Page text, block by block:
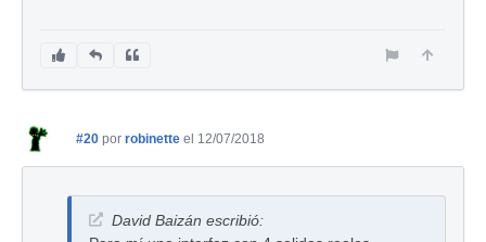
#20 por robinette el 12/07/2018
David Baizán escribió: